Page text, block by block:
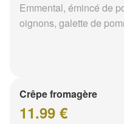
Emmental, émincé de
oignons, galette de
Crêpe fromagère
11.99 €